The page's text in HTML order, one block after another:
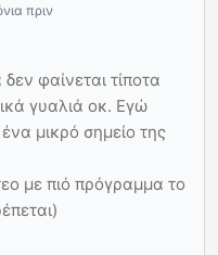
πριν
φαίνεται τίποτα
γυαλιά οκ. Εγώ
μικρό σημείο της
με πιό πρόγραμμα το